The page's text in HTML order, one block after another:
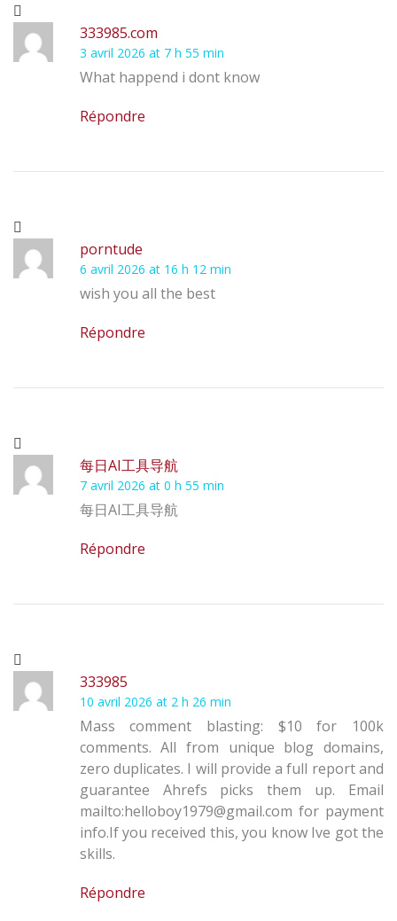
333985.com
3 avril 2026 at 7 h 55 min
What happend i dont know
Répondre
porntude
6 avril 2026 at 16 h 12 min
wish you all the best
Répondre
每日AI工具导航
7 avril 2026 at 0 h 55 min
每日AI工具导航
Répondre
333985
10 avril 2026 at 2 h 26 min
Mass comment blasting: $10 for 100k
comments. All from unique blog domains,
zero duplicates. I will provide a full report and
guarantee Ahrefs picks them up. Email
mailto:helloboy1979@gmail.com for payment
info.If you received this, you know Ive got the
skills.
Répondre